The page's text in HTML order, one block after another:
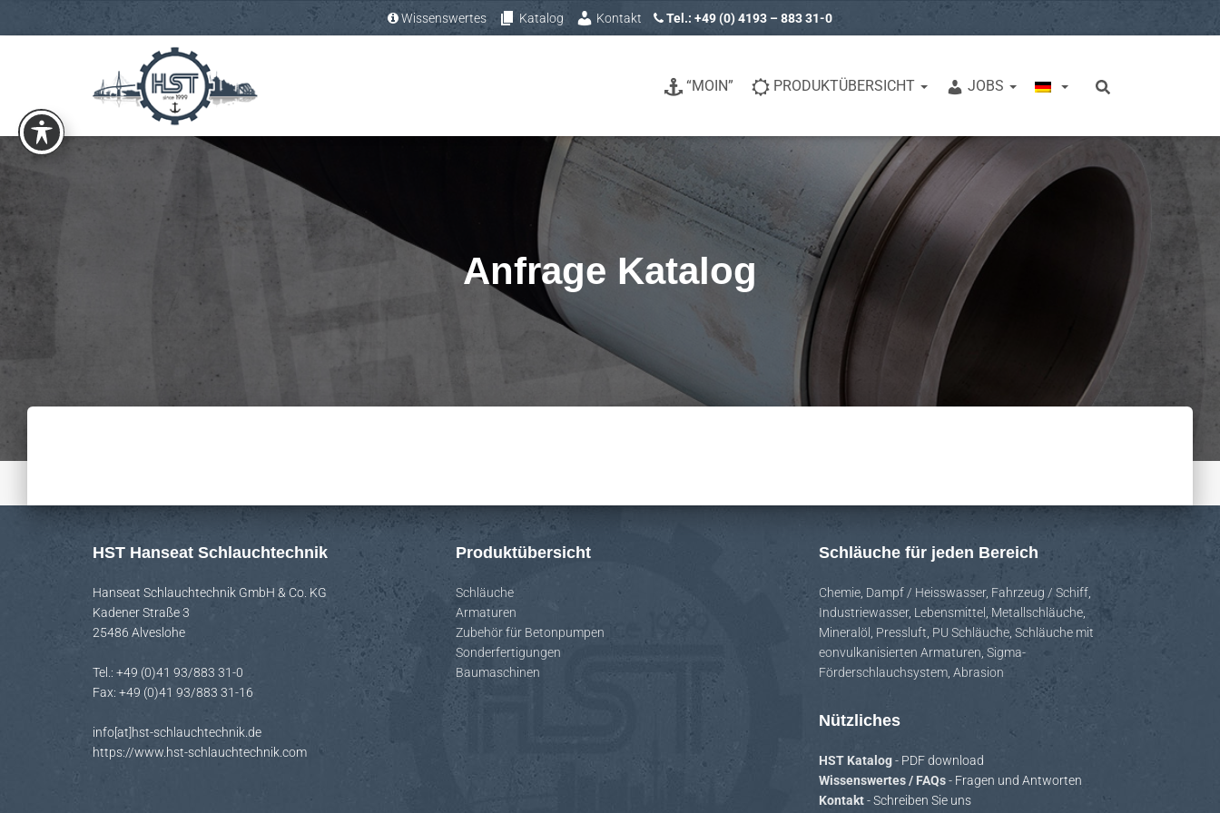
Wissenswertes Katalog Kontakt Tel.: +49 (0) 4193 – 883 31-0
“MOIN” PRODUKTÜBERSICHT JOBS
Anfrage Katalog
HST Hanseat Schlauchtechnik
Hanseat Schlauchtechnik GmbH & Co. KG
Kadener Straße 3
25486 Alveslohe
Tel.: +49 (0)41 93/883 31-0
Fax: +49 (0)41 93/883 31-16
info[at]hst-schlauchtechnik.de
https://www.hst-schlauchtechnik.com
Produktübersicht
Schläuche
Armaturen
Zubehör für Betonpumpen
Sonderfertigungen
Baumaschinen
Schläuche für jeden Bereich
Chemie Dampf / Heisswasser, Fahrzeug / Schiff
Industriewasser, Lebensmittel Metallschläuche
Mineralöl
Pressluft PU Schläuche Schläuche mit
eonvulkanisierten Armaturen Sigma-
Förderschlauchsystem Abrasion
Nützliches
HST Katalog- PDF download
Wissenswertes / FAQs- Fragen und Antworten
Kontakt- Schreiben Sie uns